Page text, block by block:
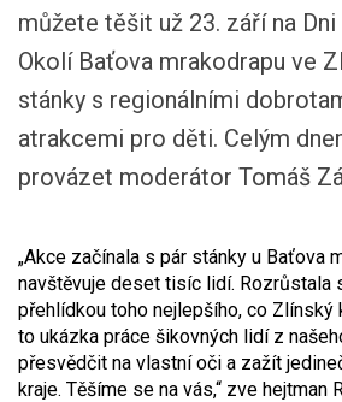
můžete těšit už 23. září na
Okolí Baťova mrakodrapu ve
stánky s regionálními
atrakcemi pro děti. Celým
provázet moderátor Tomáš
„Akce začínala s pár stánky u Baťova
navštěvuje deset tisíc lidí. Rozrůstala
přehlídkou toho nejlepšího, co Zlínský
to ukázka práce šikovných lidí z
přesvědčit na vlastní oči a zažít
kraje. Těšíme se na vás,“ zve hejtman